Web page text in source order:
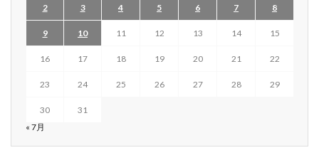
2 3 4 5 6 7 8
9 10 11 12 13 14 15
16 17 18 19 20 21 22
23 24 25 26 27 28 29
30
31
« 7月